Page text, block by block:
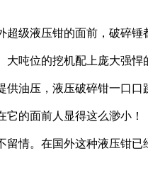
级液压钳的面前，破碎
吨位的挖机配上庞大强悍
油压，液压破碎钳一口口
的面前人显得这么渺小！
情。在国外这种液压钳